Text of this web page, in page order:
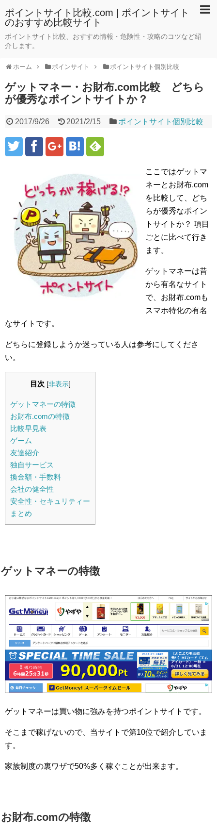
ポイントサイト比較.com | ポイントサイト
のおすすめ比較サイト
ポイントサイト比較、おすすめ情報・危険性・攻略のコツなど紹
介します。
ホーム ポインサイト ポイントサイト個別比較
ゲットマネー・お財布.com比較 どちら
が優秀なポイントサイトか？
2017/9/26 2021/2/15 ポイントサイト個別比較
ここではゲットマ
ネーとお財布.com
を比較して、どち
らが優秀なポイン
トサイトか？ 項目
ごとに比べて行き
ます。
ゲットマネーは昔
から有名なサイト
で、お財布.comも
スマホ特化の有名
なサイトです。
どちらに登録しようか迷っている人は参考にしてくださ
い。
目次 [非表示]
ゲットマネーの特徴
お財布.comの特徴
比較早見表
ゲーム
友達紹介
独自サービス
換金額・手数料
会社の健全性
安全性・セキュリティー
まとめ
ゲットマネーの特徴
ゲットマネーは買い物に強みを持つポイントサイトです。
そこまで稼げないので、当サイトで第10位で紹介していま
す。
家族制度の裏ワザで50%多く稼ぐことが出来ます。
お財布.comの特徴